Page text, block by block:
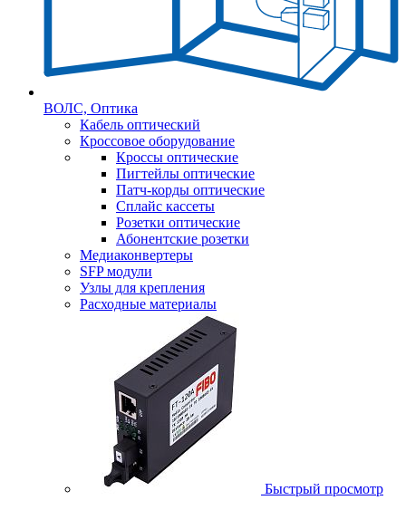
ВОЛС, Оптика
Кабель оптический
Кроссовое оборудование
Кроссы оптические
Пигтейлы оптические
Патч-корды оптические
Сплайс кассеты
Розетки оптические
Абонентские розетки
Медиаконвертеры
SFP модули
Узлы для крепления
Расходные материалы
Быстрый просмотр